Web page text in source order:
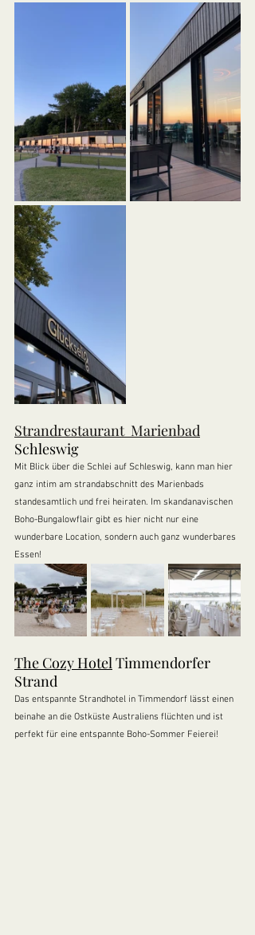
Strandrestaurant  Marienbad
Schleswig
Mit Blick über die Schlei auf Schleswig, kann man hier
ganz intim am strandabschnitt des Marienbads
standesamtlich und frei heiraten. Im skandanavischen
Boho-Bungalowflair gibt es hier nicht nur eine
wunderbare Location, sondern auch ganz wunderbares
Essen!
The Cozy Hotel Timmendorfer
Strand
Das entspannte Strandhotel in Timmendorf lässt einen
beinahe an die Ostküste Australiens flüchten und ist
perfekt für eine entspannte Boho-Sommer Feierei!